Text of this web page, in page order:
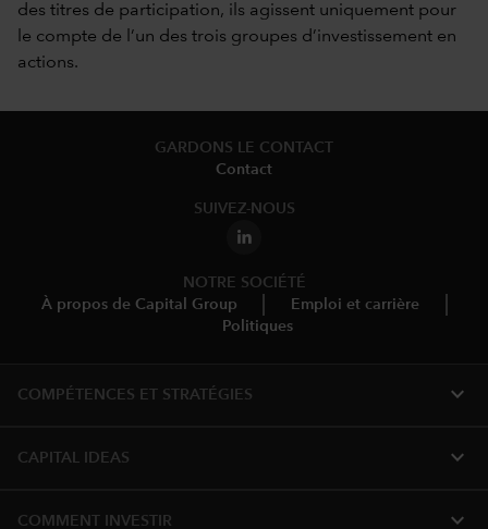
des titres de participation, ils agissent uniquement pour
le compte de l’un des trois groupes d’investissement en
actions.
GARDONS LE CONTACT
Contact
SUIVEZ-NOUS
NOTRE SOCIÉTÉ
À propos de Capital Group
Emploi et carrière
Politiques
COMPÉTENCES ET STRATÉGIES expand_more
CAPITAL IDEAS expand_more
COMMENT INVESTIR expand_more